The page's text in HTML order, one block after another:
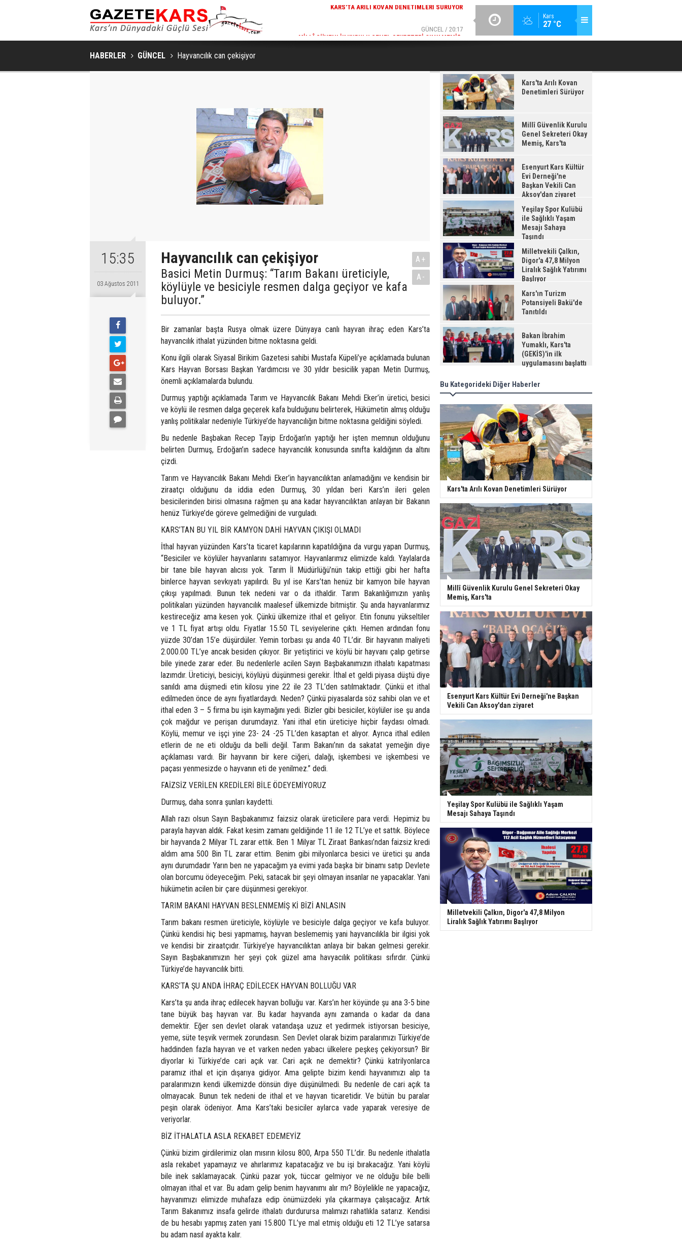
Kars
27 °C
KARS'TA ARILI KOVAN DENETIMLERI SÜRÜYOR
KARS'TA
ESENYURT KARS KÜLTÜR EVI DERNEĞI'NE BAŞKAN VEKILI CAN
HABERLER GÜNCEL Hayvancılık can çekişiyor
15:35
03 Ağustos 2011
Hayvancılık can çekişiyor
Basici Metin Durmuş: “Tarım Bakanı üreticiyle,
köylüyle ve besiciyle resmen dalga geçiyor ve kafa
buluyor.”
A+
A-
Bir zamanlar başta Rusya olmak üzere Dünyaya canlı hayvan ihraç eden Kars’ta
hayvancılık ithalat yüzünden bitme noktasına geldi.
Konu ilgili olarak Siyasal Birikim Gazetesi sahibi Mustafa Küpeli’ye açıklamada bulunan
Kars Hayvan Borsası Başkan Yardımcısı ve 30 yıldır besicilik yapan Metin Durmuş,
önemli açıklamalarda bulundu.
Durmuş yaptığı açıklamada Tarım ve Hayvancılık Bakanı Mehdi Eker’in üretici, besici
ve köylü ile resmen dalga geçerek kafa bulduğunu belirterek, Hükümetin almış olduğu
yanlış politikalar nedeniyle Türkiye’de hayvancılığın bitme noktasına geldiğini söyledi.
Bu nedenle Başbakan Recep Tayip Erdoğan’ın yaptığı her işten memnun olduğunu
belirten Durmuş, Erdoğan’ın sadece hayvancılık konusunda sınıfta kaldığının da altını
çizdi.
Tarım ve Hayvancılık Bakanı Mehdi Eker’in hayvancılıktan anlamadığını ve kendisin bir
ziraatçı olduğunu da iddia eden Durmuş, 30 yıldan beri Kars’ın ileri gelen
besicilerinden birisi olmasına rağmen şu ana kadar hayvancılıktan anlayan bir Bakanın
henüz Türkiye’de göreve gelmediğini de vurguladı.
KARS’TAN BU YIL BİR KAMYON DAHİ HAYVAN ÇIKIŞI OLMADI
İthal hayvan yüzünden Kars’ta ticaret kapılarının kapatıldığına da vurgu yapan Durmuş,
“Besiciler ve köylüler hayvanlarını satamıyor. Hayvanlarımız elimizde kaldı. Yaylalarda
bir tane bile hayvan alıcısı yok. Tarım İl Müdürlüğü’nün takip ettiği gibi her hafta
binlerce hayvan sevkıyatı yapılırdı. Bu yıl ise Kars’tan henüz bir kamyon bile hayvan
çıkışı yapılmadı. Bunun tek nedeni var o da ithaldir. Tarım Bakanlığımızın yanlış
politikaları yüzünden hayvancılık maalesef ülkemizde bitmiştir. Şu anda hayvanlarımız
kestireceğiz ama kesen yok. Çünkü ülkemize ithal et geliyor. Etin fonunu yükseltiler
ve 1 TL fiyat artışı oldu. Fiyatlar 15.50 TL seviyelerine çıktı. Hemen ardından fonu
yüzde 30’dan 15’e düşürdüler. Yemin torbası şu anda 40 TL’dir. Bir hayvanın maliyeti
2.000.00 TL’ye ancak besiden çıkıyor. Bir yetiştirici ve köylü bir hayvanı çalıp getirse
bile yinede zarar eder. Bu nedenlerle acilen Sayın Başbakanımızın ithalatı kapatması
lazımdır. Üreticiyi, besiciyi, köylüyü düşünmesi gerekir. İthal et geldi piyasa düştü diye
sanıldı ama düşmedi etin kilosu yine 22 ile 23 TL’den satılmaktadır. Çünkü et ithal
edilmeden önce de aynı fiyatlardaydı. Neden? Çünkü piyasalarda söz sahibi olan ve et
ithal eden 3 – 5 firma bu işin kaymağını yedi. Bizler gibi besiciler, köylüler ise şu anda
çok mağdur ve perişan durumdayız. Yani ithal etin üreticiye hiçbir faydası olmadı.
Köylü, memur ve işçi yine 23- 24 -25 TL’den kasaptan et alıyor. Ayrıca ithal edilen
etlerin de ne eti olduğu da belli değil. Tarım Bakanı’nın da sakatat yemeğin diye
açıklaması vardı. Bir hayvanın bir kere ciğeri, dalağı, işkembesi ve işkembesi ve
paçası yenmesizde o hayvanın eti de yenilmez.” dedi.
FAİZSİZ VERİLEN KREDİLERİ BİLE ÖDEYEMİYORUZ
Durmuş, daha sonra şunları kaydetti.
Allah razı olsun Sayın Başbakanımız faizsiz olarak üreticilere para verdi. Hepimiz bu
parayla hayvan aldık. Fakat kesim zamanı geldiğinde 11 ile 12 TL’ye et sattık. Böylece
bir hayvanda 2 Milyar TL zarar ettik. Ben 1 Milyar TL Ziraat Bankası’ndan faizsiz kredi
aldım ama 500 Bin TL zarar ettim. Benim gibi milyonlarca besici ve üretici şu anda
aynı durumdadır Yarın ben ne yapacağım ya evimi yada başka bir binamı satıp Devlete
olan borcumu ödeyeceğim. Peki, satacak bir şeyi olmayan insanlar ne yapacaklar. Yani
hükümetin acilen bir çare düşünmesi gerekiyor.
TARIM BAKANI HAYVAN BESLENMEMİŞ Kİ BİZİ ANLASIN
Tarım bakanı resmen üreticiyle, köylüyle ve besiciyle dalga geçiyor ve kafa buluyor.
Çünkü kendisi hiç besi yapmamış, hayvan beslememiş yani hayvancılıkla bir ilgisi yok
ve kendisi bir ziraatçıdır. Türkiye’ye hayvancılıktan anlaya bir bakan gelmesi gerekir.
Sayın Başbakanımızın her şeyi çok güzel ama havyacılık politikası sıfırdır. Çünkü
Türkiye’de hayvancılık bitti.
KARS’TA ŞU ANDA İHRAÇ EDİLECEK HAYVAN BOLLUĞU VAR
Kars’ta şu anda ihraç edilecek hayvan bolluğu var. Kars’ın her köyünde şu ana 3-5 bine
tane büyük baş hayvan var. Bu kadar hayvanda aynı zamanda o kadar da dana
demektir. Eğer sen devlet olarak vatandaşa uzuz et yedirmek istiyorsan besiciye,
yeme, süte teşvik vermek zorundasın. Sen Devlet olarak bizim paralarımızı Türkiye’de
haddinden fazla hayvan ve et varken neden yabacı ülkelere peşkeş çekiyorsun? Bir
diyorlar ki Türkiye’de cari açık var. Cari açık ne demektir? Çünkü katrilyonlarca
paramız ithal et için dışarıya gidiyor. Ama gelipte bizim kendi hayvanımızı alıp ta
paralarımızın kendi ülkemizde dönsün diye düşünülmedi. Bu nedenle de cari açık ta
olmayacak. Bunun tek nedeni de ithal et ve hayvan ticaretidir. Ve bütün bu paralar
peşin olarak ödeniyor. Ama Kars’taki besiciler aylarca vade yaparak veresiye de
veriyorlar.
BİZ İTHALATLA ASLA REKABET EDEMEYİZ
Çünkü bizim girdilerimiz olan mısırın kilosu 800, Arpa 550 TL’dir. Bu nedenle ithalatla
asla rekabet yapamayız ve ahırlarımız kapatacağız ve bu işi bırakacağız. Yani köylü
bile inek saklamayacak. Çünkü pazar yok, tüccar gelmiyor ve ne olduğu bile belli
olmayan ithal et var. Bu adam gelip benim hayvanımı alır mı? Böylelikle ne yapacağız,
hayvanımızı elimizde muhafaza edip önümüzdeki yıla çıkarmaya çalışacağız. Artık
Tarım Bakanımız insafa gelirde ithalatı durdurursa malımızı rahatlıkla satarız. Kendisi
de bu hesabı yapmış zaten yani 15.800 TL’ye mal etmiş olduğu eti 12 TL’ye satarsa
bu adam nasıl ayakta kalır.
Kars'ta Arılı Kovan
Denetimleri Sürüyor
Millî Güvenlik Kurulu
Genel Sekreteri Okay
Memiş, Kars'ta
Esenyurt Kars Kültür
Evi Derneği'ne
Başkan Vekili Can
Aksoy'dan ziyaret
Yeşilay Spor Kulübü
ile Sağlıklı Yaşam
Mesajı Sahaya
Taşındı
Milletvekili Çalkın,
Digor'a 47,8 Milyon
Liralık Sağlık Yatırımı
Başlıyor
Kars'ın Turizm
Potansiyeli Bakü'de
Tanıtıldı
Bakan İbrahim
Yumaklı, Kars'ta
(GEKİS)'in ilk
uygulamasını başlattı
Bu Kategorideki Diğer Haberler
Kars'ta Arılı Kovan Denetimleri Sürüyor
Millî Güvenlik Kurulu Genel Sekreteri Okay
Memiş, Kars'ta
Esenyurt Kars Kültür Evi Derneği'ne Başkan
Vekili Can Aksoy'dan ziyaret
Yeşilay Spor Kulübü ile Sağlıklı Yaşam
Mesajı Sahaya Taşındı
Milletvekili Çalkın, Digor'a 47,8 Milyon
Liralık Sağlık Yatırımı Başlıyor